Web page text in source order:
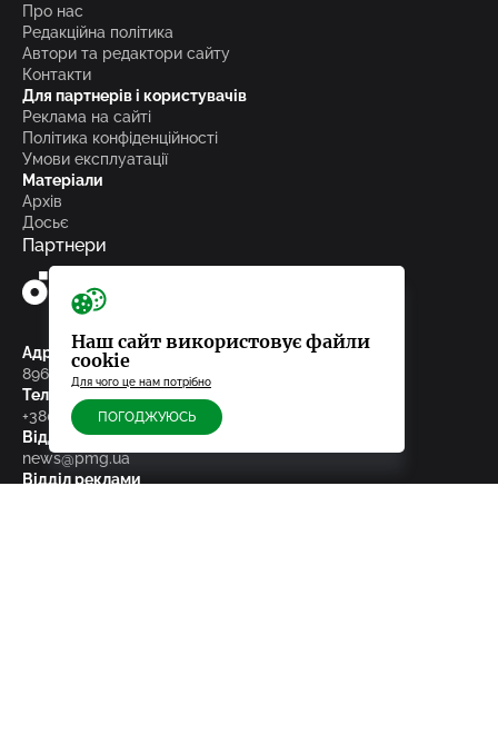
Про нас
Редакційна політика
Автори та редактори сайту
Контакти
Для партнерів і користувачів
Реклама на сайті
Політика конфіденційності
Умови експлуатації
Матеріали
Архів
Досьє
Партнери
Адреса редакції
89600, м.Мукачево, пл. Кирила і Мефодія, 29/3
Телефон
+380 66 083 96 03
Відділ новин
news@pmg.ua
Відділ реклами
Наш сайт використовує файли
cookie
Для чого це нам потрібно
ПОГОДЖУЮСЬ